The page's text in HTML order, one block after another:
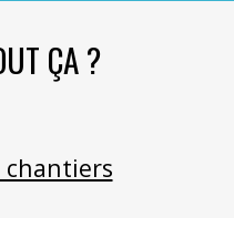
ÇA ?
chantiers